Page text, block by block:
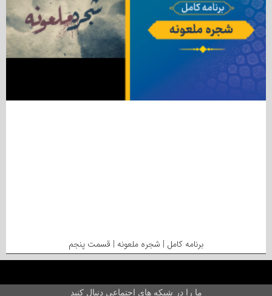
برنامه کامل | شجره ملعونه | قسمت پنجم
ما را در شبکه های اجتماعی دنبال کنید